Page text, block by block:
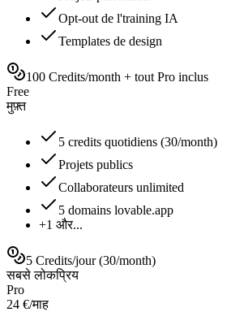
Opt-out de l'training IA
Templates de design
100 Credits/month + tout Pro inclus
Free
मुफ़्त
5 credits quotidiens (30/month)
Projets publics
Collaborateurs unlimited
5 domains lovable.app
+1 और...
5 Credits/jour (30/month)
सबसे लोकप्रिय
Pro
24 €/माह